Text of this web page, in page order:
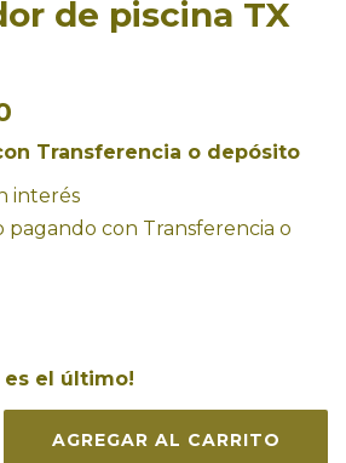
de piscina TX
Transferencia o depósito
interés
pagando con Transferencia o
es el último!